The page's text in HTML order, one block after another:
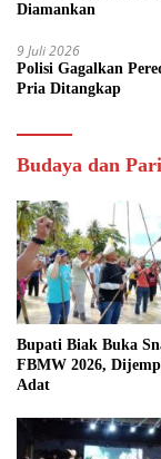
Diamankan
9 Juli 2026
Polisi Gagalkan
Pria Ditangkap
Budaya dan
Bupati Biak Buka
FBMW 2026,
Adat